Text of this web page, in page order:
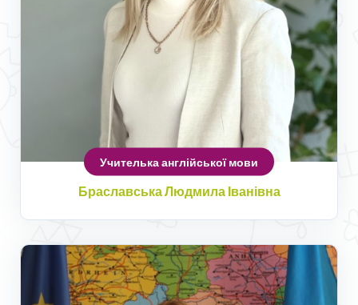
Учителька англійської мови
Браславська Людмила Іванівна